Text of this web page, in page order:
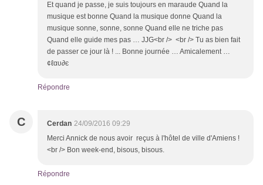
Et quand je passe, je suis toujours en maraude Quand la
musique est bonne Quand la musique donne Quand la
musique sonne, sonne, sonne Quand elle ne triche pas
Quand elle guide mes pas … JJG<br /> <br /> Tu as bien fait
de passer ce jour là ! ... Bonne journée … Amicalement …
¢ℓαυ∂є
Répondre
C Cerdan 24/09/2016 09:29
Merci Annick de nous avoir reçus à l'hôtel de ville d'Amiens !
<br /> Bon week-end, bisous, bisous.
Répondre